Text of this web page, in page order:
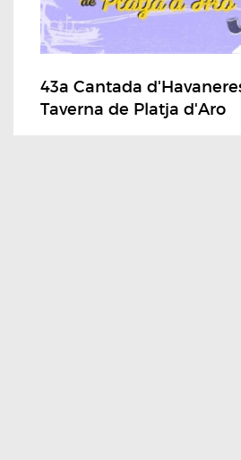
43a Cantada
Taverna de Platja d'Aro